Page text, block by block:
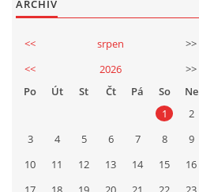
ARCHIV
<< srpen
>>
<<
2026
>>
Po
Út St Čt Pá So
Ne
1
2
3
4 5 6 7 8
9
10
11 12 13 14 15
16